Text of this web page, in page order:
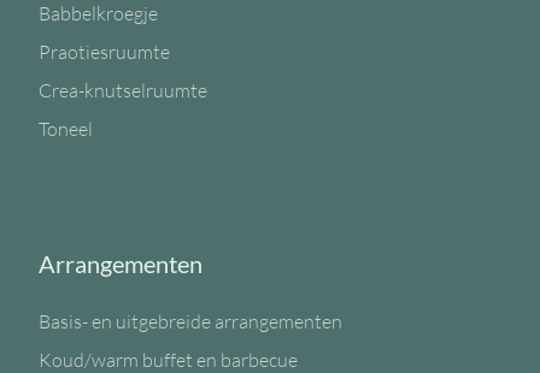
Babbelkroegje
Praotiesruumte
Crea-knutselruumte
Toneel
Arrangementen
Basis- en uitgebreide arrangementen
Koud/warm buffet en barbecue